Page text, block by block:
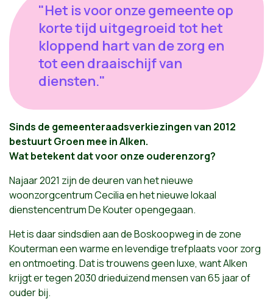
"Het is voor onze gemeente op
korte tijd uitgegroeid tot het
kloppend hart van de zorg en
tot een draaischijf van
diensten."
Sinds de gemeenteraadsverkiezingen van 2012
bestuurt Groen mee in Alken.
Wat betekent dat voor onze ouderenzorg?
Najaar 2021 zijn de deuren van het nieuwe
woonzorgcentrum Cecilia en het nieuwe lokaal
dienstencentrum De Kouter opengegaan.
Het is daar sindsdien aan de Boskoopweg in de zone
Kouterman een warme en levendige trefplaats voor zorg
en ontmoeting. Dat is trouwens geen luxe, want Alken
krijgt er tegen 2030 drieduizend mensen van 65 jaar of
ouder bij.